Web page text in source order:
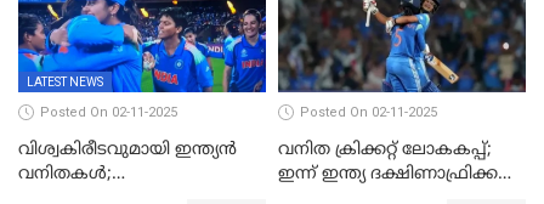
LATEST NEWS
Posted On 02-11-2025
വിശ്വകിരീടവുമായി ഇന്ത്യൻ
വനിതകൾ;
Posted On 02-11-2025
വനിത ക്രിക്കറ്റ് ലോകകപ്പ്;
ഇന്ന് ഇന്ത്യ ദക്ഷിണാഫ്രിക്ക